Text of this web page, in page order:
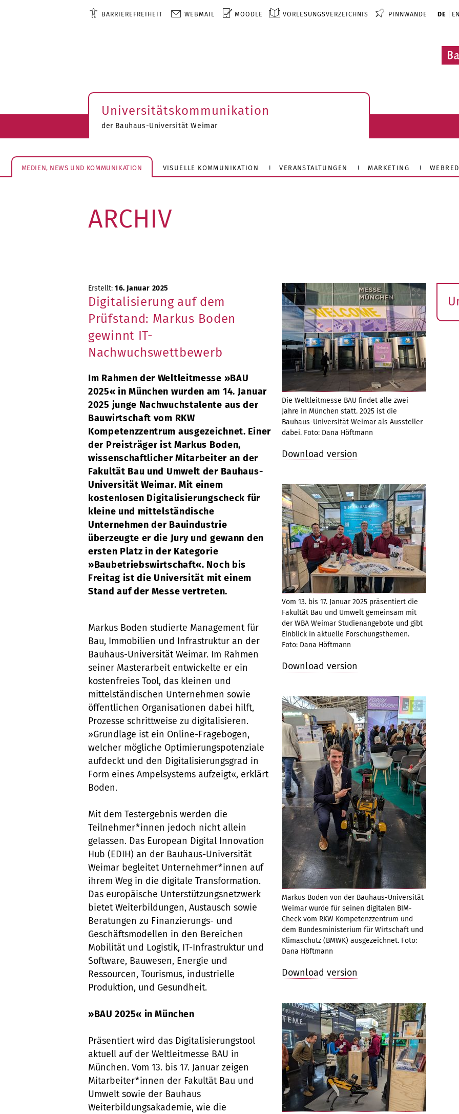
BARRIEREFREIHEIT WEBMAIL MOODLE VORLESUNGSVERZEICHNIS PINNWÄNDE DE
Universitätskommunikation
der Bauhaus-Universität Weimar
MEDIEN, NEWS UND KOMMUNIKATION VISUELLE KOMMUNIKATION VERANSTALTUNGEN MARKETING
ARCHIV
Die Weltleitmesse BAU findet alle zwei
Jahre in München statt. 2025 ist die
Bauhaus-Universität Weimar als Aussteller
dabei. Foto: Dana Höftmann
Download version
Vom 13. bis 17. Januar 2025 präsentiert die
Fakultät Bau und Umwelt gemeinsam mit
der WBA Weimar Studienangebote und gibt
Einblick in aktuelle Forschungsthemen.
Foto: Dana Höftmann
Download version
Markus Boden von der Bauhaus-Universität
Weimar wurde für seinen digitalen BIM-
Check vom RKW Kompetenzzentrum und
dem Bundesministerium für Wirtschaft und
Klimaschutz (BMWK) ausgezeichnet. Foto:
Dana Höftmann
Download version
Erstellt: 16. Januar 2025
Digitalisierung auf dem
Prüfstand: Markus Boden
gewinnt IT-
Nachwuchswettbewerb
Im Rahmen der Weltleitmesse »BAU
2025« in München wurden am 14. Januar
2025 junge Nachwuchstalente aus der
Bauwirtschaft vom RKW
Kompetenzzentrum ausgezeichnet. Einer
der Preisträger ist Markus Boden,
wissenschaftlicher Mitarbeiter an der
Fakultät Bau und Umwelt der Bauhaus-
Universität Weimar. Mit einem
kostenlosen Digitalisierungscheck für
kleine und mittelständische
Unternehmen der Bauindustrie
überzeugte er die Jury und gewann den
ersten Platz in der Kategorie
»Baubetriebswirtschaft«. Noch bis
Freitag ist die Universität mit einem
Stand auf der Messe vertreten.
Markus Boden studierte Management für
Bau, Immobilien und Infrastruktur an der
Bauhaus-Universität Weimar. Im Rahmen
seiner Masterarbeit entwickelte er ein
kostenfreies Tool, das kleinen und
mittelständischen Unternehmen sowie
öffentlichen Organisationen dabei hilft,
Prozesse schrittweise zu digitalisieren.
»Grundlage ist ein Online-Fragebogen,
welcher mögliche Optimierungspotenziale
aufdeckt und den Digitalisierungsgrad in
Form eines Ampelsystems aufzeigt«, erklärt
Boden.
Mit dem Testergebnis werden die
Teilnehmer*innen jedoch nicht allein
gelassen. Das European Digital Innovation
Hub (EDIH) an der Bauhaus-Universität
Weimar begleitet Unternehmer*innen auf
ihrem Weg in die digitale Transformation.
Das europäische Unterstützungsnetzwerk
bietet Weiterbildungen, Austausch sowie
Beratungen zu Finanzierungs- und
Geschäftsmodellen in den Bereichen
Mobilität und Logistik, IT-Infrastruktur und
Software, Bauwesen, Energie und
Ressourcen, Tourismus, industrielle
Produktion, und Gesundheit.
»BAU 2025« in München
Präsentiert wird das Digitalisierungstool
aktuell auf der Weltleitmesse BAU in
München. Vom 13. bis 17. Januar zeigen
Mitarbeiter*innen der Fakultät Bau und
Umwelt sowie der Bauhaus
Weiterbildungsakademie, wie die